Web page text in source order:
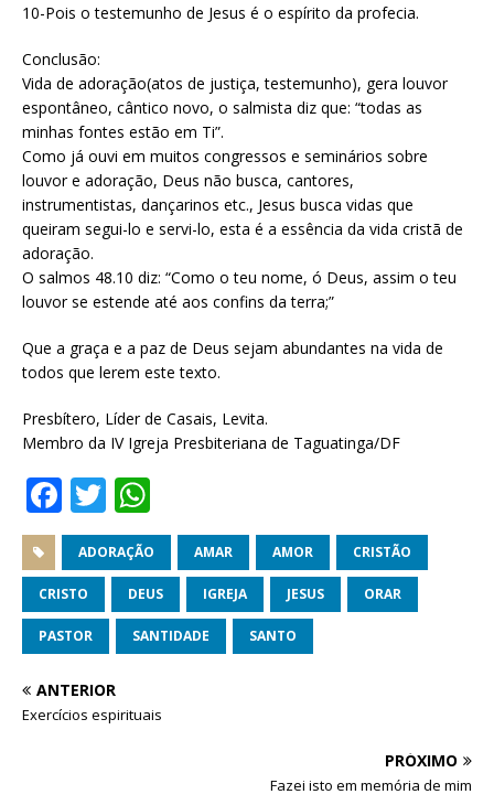
10-Pois o testemunho de Jesus é o espírito da profecia.
Conclusão:
Vida de adoração(atos de justiça, testemunho), gera louvor
espontâneo, cântico novo, o salmista diz que: “todas as
minhas fontes estão em Ti”.
Como já ouvi em muitos congressos e seminários sobre
louvor e adoração, Deus não busca, cantores,
instrumentistas, dançarinos etc., Jesus busca vidas que
queiram segui-lo e servi-lo, esta é a essência da vida cristã de
adoração.
O salmos 48.10 diz: “Como o teu nome, ó Deus, assim o teu
louvor se estende até aos confins da terra;”
Que a graça e a paz de Deus sejam abundantes na vida de
todos que lerem este texto.
Presbítero, Líder de Casais, Levita.
Membro da IV Igreja Presbiteriana de Taguatinga/DF
F
a
c
e
b
o
T
w
it
te
h
at
s
A
p
ADORAÇÃO AMAR AMOR CRISTÃO
CRISTO DEUS IGREJA JESUS ORAR
PASTOR SANTIDADE SANTO
ANTERIOR
Exercícios espirituais
PRÓXIMO
Fazei isto em memória de mim